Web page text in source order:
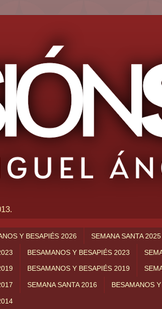
Y BESAPIÉS 2026 SEMANA SANTA 2025
BESAMANOS Y BESAPIÉS 2023
BESAMANOS Y BESAPIÉS 2019
SEMANA SANTA 2016 BESAMANOS